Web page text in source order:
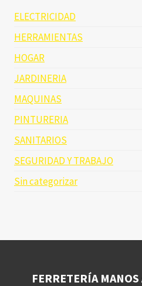
ELECTRICIDAD
HERRAMIENTAS
HOGAR
JARDINERIA
MAQUINAS
PINTURERIA
SANITARIOS
SEGURIDAD Y TRABAJO
Sin categorizar
FERRETERÍA